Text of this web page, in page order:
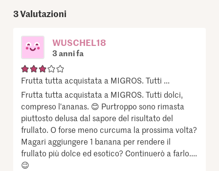
3Valutazioni
WUSCHEL18
3 anni fa
Frutta tutta acquistata a MIGROS. Tutti ...
Frutta tutta acquistata a MIGROS. Tutti dolci,
compreso l'ananas. 😊 Purtroppo sono rimasta
piuttosto delusa dal sapore del risultato del
frullato. O forse meno curcuma la prossima volta?
Magari aggiungere 1 banana per rendere il
frullato più dolce ed esotico? Continuerò a farlo....
😉